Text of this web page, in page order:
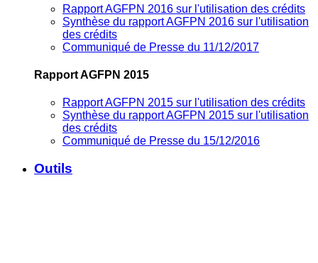
Rapport AGFPN 2016 sur l'utilisation des crédits
Synthèse du rapport AGFPN 2016 sur l'utilisation
des crédits
Communiqué de Presse du 11/12/2017
Rapport AGFPN 2015
Rapport AGFPN 2015 sur l'utilisation des crédits
Synthèse du rapport AGFPN 2015 sur l'utilisation
des crédits
Communiqué de Presse du 15/12/2016
Outils